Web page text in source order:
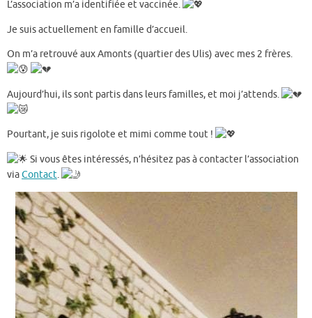
L’association m’a identifiée et vaccinée.
Je suis actuellement en famille d’accueil.
On m’a retrouvé aux Amonts (quartier des Ulis) avec mes 2 frères.
Aujourd’hui, ils sont partis dans leurs familles, et moi j’attends.
Pourtant, je suis rigolote et mimi comme tout !
Si vous êtes intéressés, n’hésitez pas à contacter l’association
viaContact.